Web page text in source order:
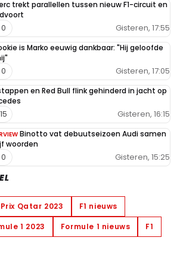
trekt parallellen tussen nieuw F1-circuit en
Gisteren, 17:55
0
is Marko eeuwig dankbaar: "Hij geloofde
Gisteren, 17:05
0
en Red Bull flink gehinderd in jacht op
Gisteren, 16:15
15
Binotto vat debuutseizoen Audi samen
woorden
Gisteren, 15:25
0
Qatar 2023
F1 nieuws
1 2023 Formule 1 nieuws F1